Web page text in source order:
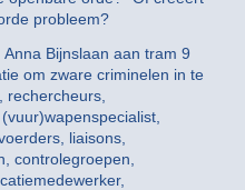
probleem?
Bijnslaan aan tram 9
om zware criminelen in te
rechercheurs,
liaisons,
controlegroepen,